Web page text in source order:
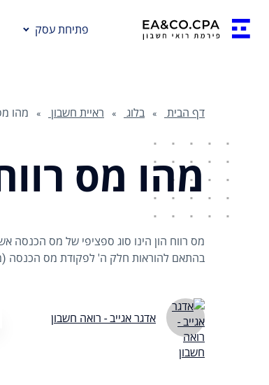
פתיחת עסק
דף הבית בלוג ראיית חשבון מהו
מהו מס
מס רווח הון הינו סוג ספציפי של מס הכנסה
בהתאם להוראות חלק ה' לפקודת מס הכנסה (מסעיף 88
אדגר אגייב - רואה חשבון